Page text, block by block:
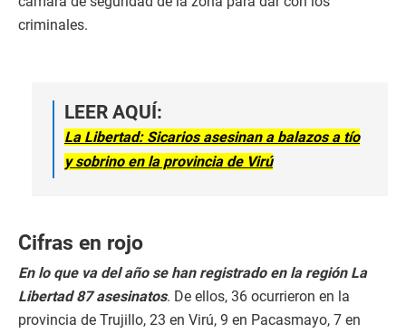
criminales.
LEER AQUÍ:
La Libertad: Sicarios asesinan a balazos a tío
y sobrino en la provincia de Virú
Cifras en rojo
En lo que va del año se han registrado en la región La
Libertad 87 asesinatos. De ellos, 36 ocurrieron en la
provincia de Trujillo, 23 en Virú, 9 en Pacasmayo, 7 en